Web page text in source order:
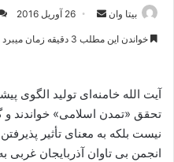
بیتا وان
ر
ل
ا
26 آوریل 2016
خواندن این مطلب 3 دقیقه زمان میبرد
آیت الله خامنه‌ای تولید الگوی
تحقق «تمدن اسلامی» خواندند
نیست بلکه به معنای تأثیر
انجمن بی تاوان آذربایجان غربی